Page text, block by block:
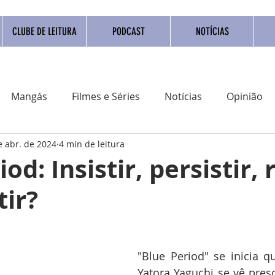
CLUBE DE LEITURA PODCAST NOTÍCIAS
Mangás Filmes e Séries Notícias Opinião
Nacional Quadrinho digital
Insistir, persistir,
abr. de 2024 4 min de leitura
"Blue Period" se inicia